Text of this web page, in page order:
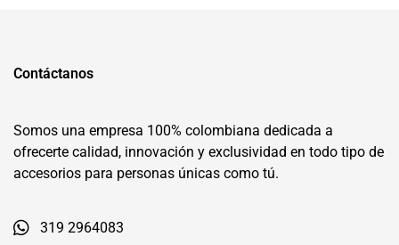
Contáctanos
Somos una empresa 100% colombiana dedicada a
ofrecerte calidad, innovación y exclusividad en todo tipo de
accesorios para personas únicas como tú.
319 2964083